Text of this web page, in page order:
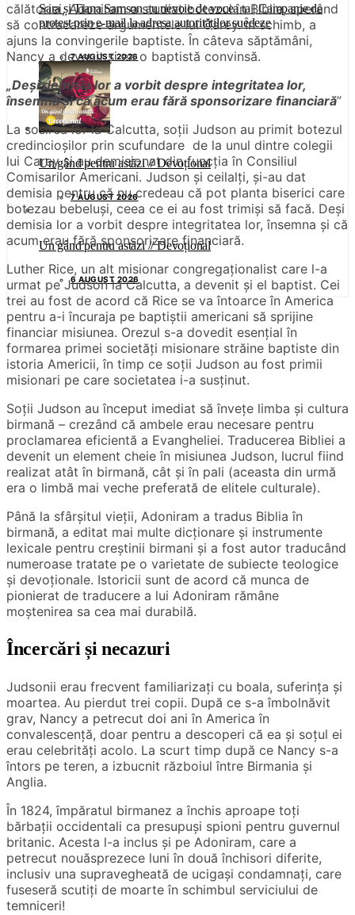
Sara și Tiana Samson au nevoie de vocea ta | Campanie de
protest prin e-mail la adresa autorităților suedeze
7 AUGUST 2026
Un gând pentru astăzi // Devoțional
7 AUGUST 2026
Un gând pentru astăzi // Devoțional
6 AUGUST 2026
călătoriei, Adoniram a studiat botezul în Biblie, sperând
să contracareze argumentele lui Carey. În schimb, a
ajuns la convingerile baptiste. În câteva săptămâni,
Nancy a devenit și ea o baptistă convinsă.
„Deși demisia lor a vorbit despre integritatea lor,
însemna și că acum erau fără sponsorizare financiară”
La sosirea lor la Calcutta, soții Judson au primit botezul
credincioșilor prin scufundare de la unul dintre colegii
lui Carey și au demisionat din funcția în Consiliul
Comisarilor Americani. Judson și ceilalți, și-au dat
demisia pentru că nu credeau că pot planta biserici care
botezau bebeluși, ceea ce ei au fost trimiși să facă. Deși
demisia lor a vorbit despre integritatea lor, însemna și că
acum erau fără sponsorizare financiară.
Luther Rice, un alt misionar congregaționalist care l-a
urmat pe Judson la Calcutta, a devenit și el baptist. Cei
trei au fost de acord că Rice se va întoarce în America
pentru a-i încuraja pe baptiștii americani să sprijine
financiar misiunea. Orezul s-a dovedit esențial în
formarea primei societăți misionare străine baptiste din
istoria Americii, în timp ce soții Judson au fost primii
misionari pe care societatea i-a susținut.
Soții Judson au început imediat să învețe limba și cultura
birmană – crezând că ambele erau necesare pentru
proclamarea eficientă a Evangheliei. Traducerea Bibliei a
devenit un element cheie în misiunea Judson, lucrul fiind
realizat atât în ​​birmană, cât și în pali (aceasta din urmă
era o limbă mai veche preferată de elitele culturale).
Până la sfârșitul vieții, Adoniram a tradus Biblia în
birmană, a editat mai multe dicționare și instrumente
lexicale pentru creștinii birmani și a fost autor traducând
numeroase tratate pe o varietate de subiecte teologice
și devoționale. Istoricii sunt de acord că munca de
pionierat de traducere a lui Adoniram rămâne
moștenirea sa cea mai durabilă.
Încercări și necazuri
Judsonii erau frecvent familiarizați cu boala, suferința și
moartea. Au pierdut trei copii. După ce s-a îmbolnăvit
grav, Nancy a petrecut doi ani în America în
convalescență, doar pentru a descoperi că ea și soțul ei
erau celebrități acolo. La scurt timp după ce Nancy s-a
întors pe teren, a izbucnit războiul între Birmania și
Anglia.
În 1824, împăratul birmanez a închis aproape toți
bărbații occidentali ca presupuși spioni pentru guvernul
britanic. Acesta l-a inclus și pe Adoniram, care a
petrecut nouăsprezece luni în două închisori diferite,
inclusiv una supravegheată de ucigași condamnați, care
fuseseră scutiți de moarte în schimbul serviciului de
temniceri!